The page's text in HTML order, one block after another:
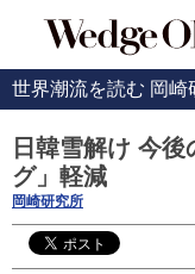
世界潮流を読む 岡崎
日韓雪解け 今
グ」軽減
岡崎研究所